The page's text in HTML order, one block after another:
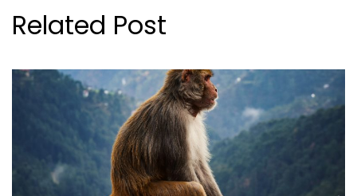
Related Post